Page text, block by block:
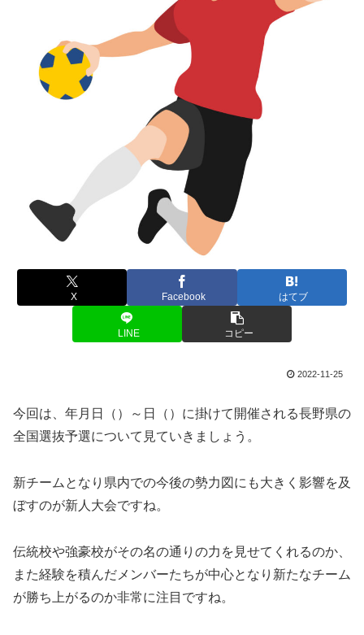
X Facebook はてブ
LINE コピー
2022-11-25
今回は、年月日（）～日（）に掛けて開催される長野県の
全国選抜予選について見ていきましょう。
新チームとなり県内での今後の勢力図にも大きく影響を及
ぼすのが新人大会ですね。
伝統校や強豪校がその名の通りの力を見せてくれるのか、
また経験を積んだメンバーたちが中心となり新たなチーム
が勝ち上がるのか非常に注目ですね。